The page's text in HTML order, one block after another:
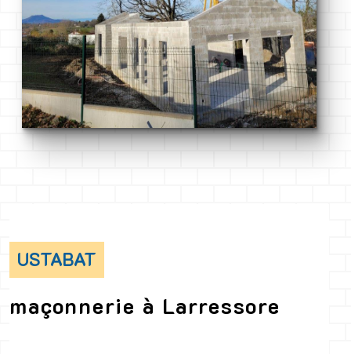
USTABAT
maçonnerie à Larressore